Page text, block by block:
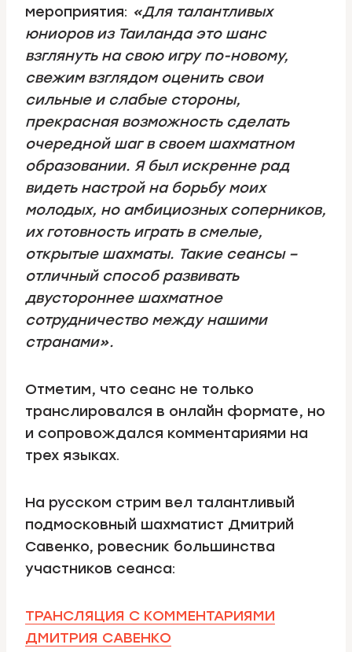
мероприятия: «Для талантливых
юниоров из Таиланда это шанс
взглянуть на свою игру по-новому,
свежим взглядом оценить свои
сильные и слабые стороны,
прекрасная возможность сделать
очередной шаг в своем шахматном
образовании. Я был искренне рад
видеть настрой на борьбу моих
молодых, но амбициозных соперников,
их готовность играть в смелые,
открытые шахматы. Такие сеансы –
отличный способ развивать
двустороннее шахматное
сотрудничество между нашими
странами».
Отметим, что сеанс не только
транслировался в онлайн формате, но
и сопровождался комментариями на
трех языках.
На русском стрим вел талантливый
подмосковный шахматист Дмитрий
Савенко, ровесник большинства
участников сеанса:
ТРАНСЛЯЦИЯ С КОММЕНТАРИЯМИ
ДМИТРИЯ САВЕНКО